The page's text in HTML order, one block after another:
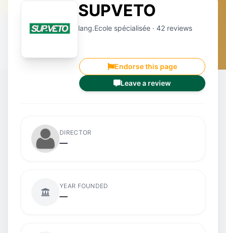
SUPVETO
lang.Ecole spécialisée · 42 reviews
Endorse this page
Leave a review
DIRECTOR
—
YEAR FOUNDED
—